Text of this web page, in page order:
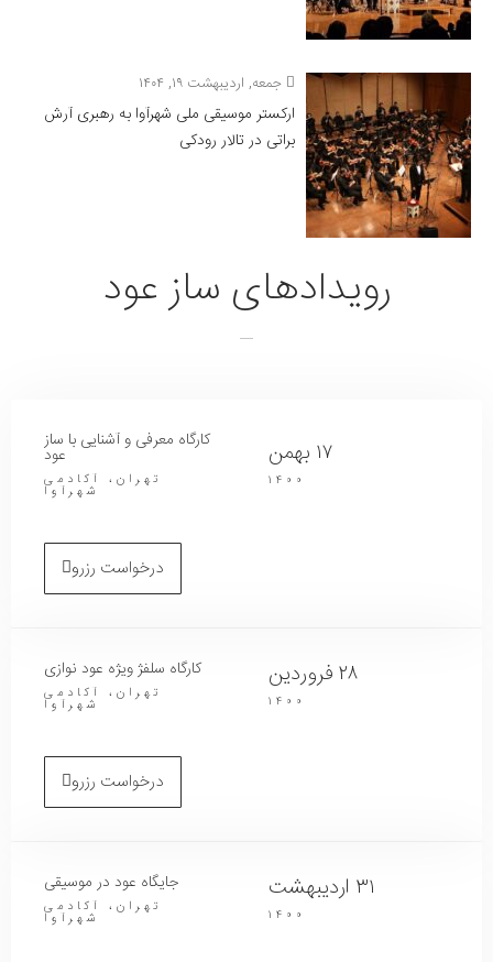
جمعه, اردیبهشت ۱۹, ۱۴۰۴
ارکستر موسیقی ملی شهرآوا به رهبری آرش
براتی در تالار رودکی
رویدادهای ساز عود
۱۷ بهمن
۱۴۰۰
کارگاه معرفی و آشنایی با ساز
عود
تهران، آکادمی
شهرآوا
درخواست رزرو
۲۸ فروردین
۱۴۰۰
کارگاه سلفژ ویژه عود نوازی
تهران، آکادمی
شهرآوا
درخواست رزرو
۳۱ اردیبهشت
۱۴۰۰
جایگاه عود در موسیقی
تهران، آکادمی
شهرآوا